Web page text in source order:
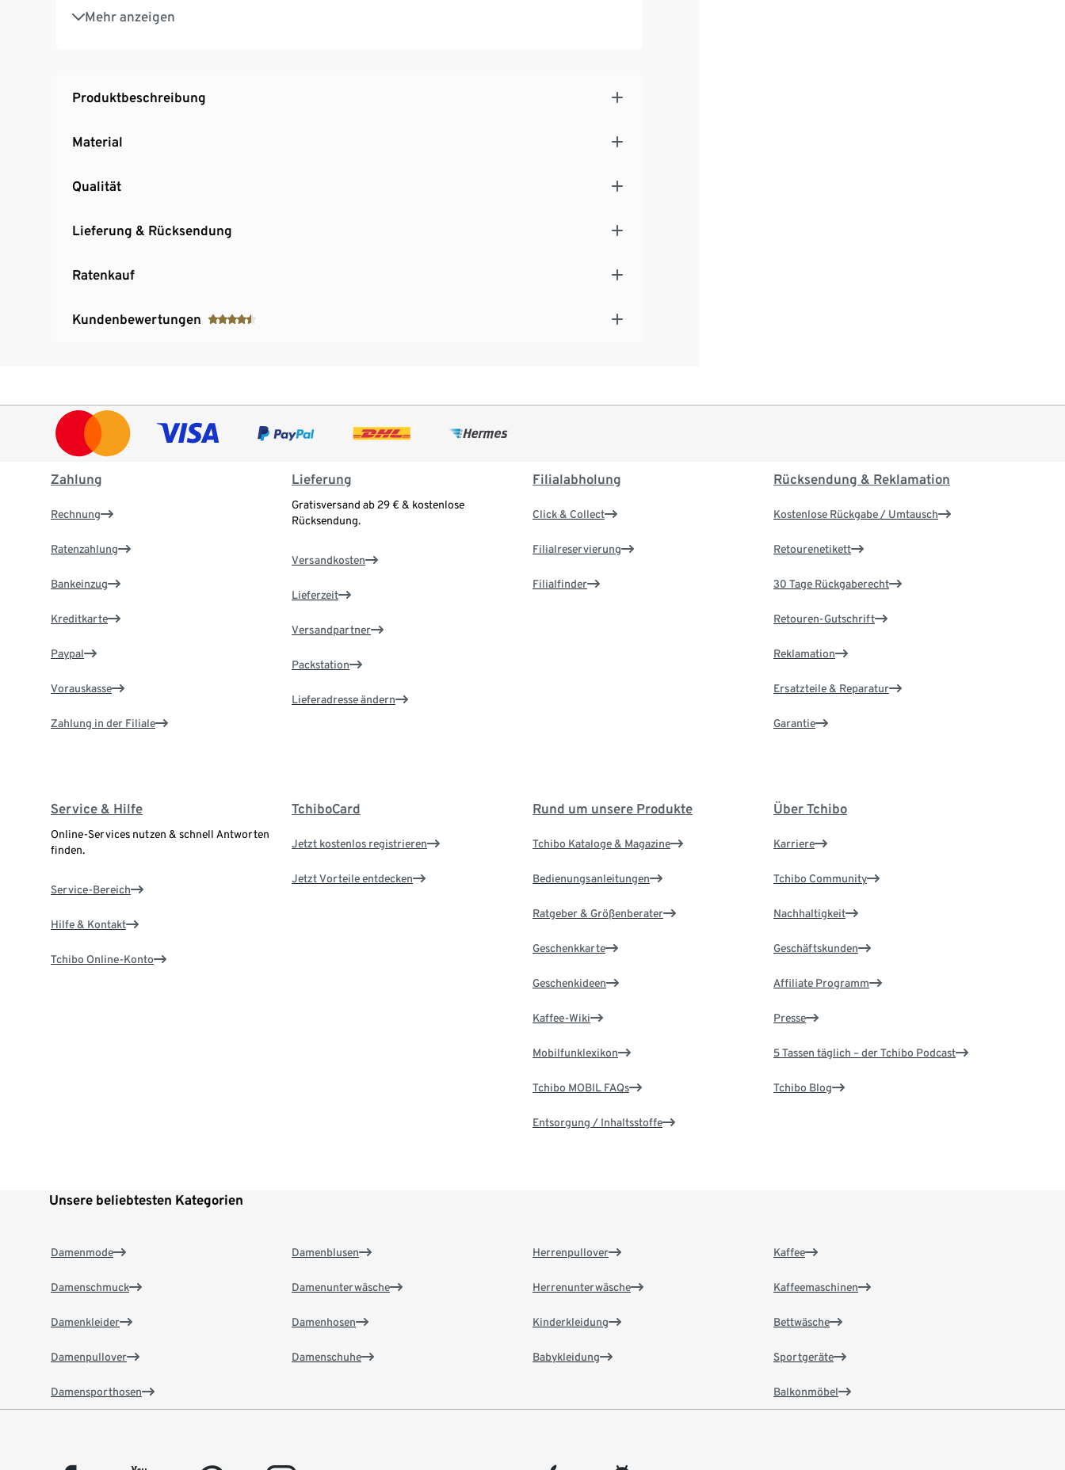
Mehr anzeigen
Beistelltisch mit höhenverstellbaren Kunststofffüßen für einen festen Stand auch auf
unebenen Flächen
Produktbeschreibung
Material
Qualität
Lieferung & Rücksendung
Ratenkauf
Kundenbewertungen
Zahlung
Rechnung
Ratenzahlung
Bankeinzug
Kreditkarte
Paypal
Vorauskasse
Zahlung in der Filiale
Lieferung
Gratisversand ab 29 € & kostenlose
Rücksendung.
Versandkosten
Lieferzeit
Versandpartner
Packstation
Lieferadresse ändern
Filialabholung
Click & Collect
Filialreservierung
Filialfinder
Rücksendung & Reklamation
Kostenlose Rückgabe / Umtausch
Retourenetikett
30 Tage Rückgaberecht
Retouren-Gutschrift
Reklamation
Ersatzteile & Reparatur
Garantie
Service & Hilfe
Online-Services nutzen & schnell Antworten
finden.
Service-Bereich
Hilfe & Kontakt
Tchibo Online-Konto
TchiboCard
Jetzt kostenlos registrieren
Jetzt Vorteile entdecken
Rund um unsere Produkte
Tchibo Kataloge & Magazine
Bedienungsanleitungen
Ratgeber & Größenberater
Geschenkkarte
Geschenkideen
Kaffee-Wiki
Mobilfunklexikon
Tchibo MOBIL FAQs
Entsorgung / Inhaltsstoffe
Über Tchibo
Karriere
Tchibo Community
Nachhaltigkeit
Geschäftskunden
Affiliate Programm
Presse
5 Tassen täglich – der Tchibo Podcast
Tchibo Blog
Unsere beliebtesten Kategorien
Damenmode
Damenschmuck
Damenkleider
Damenpullover
Damensporthosen
Damenblusen
Damenunterwäsche
Damenhosen
Damenschuhe
Herrenpullover
Herrenunterwäsche
Kinderkleidung
Babykleidung
Kaffee
Kaffeemaschinen
Bettwäsche
Sportgeräte
Balkonmöbel